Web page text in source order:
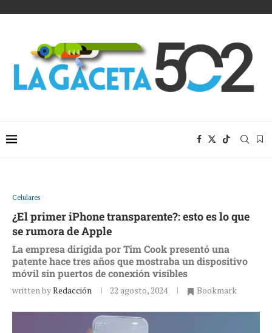
Celulares
¿El primer iPhone transparente?: esto es lo que
se rumora de Apple
La empresa dirigida por Tim Cook presentó una
patente hace tres años que mostraba un dispositivo
móvil sin puertos de conexión visibles
written byRedacción 22 agosto, 2024 Bookmark